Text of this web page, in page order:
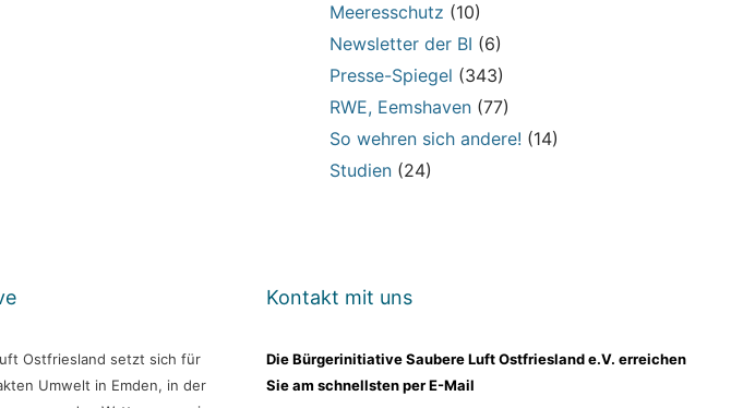
Meeresschutz (10)
Newsletter der BI (6)
Presse-Spiegel (343)
RWE, Eemshaven(77)
So wehren sich andere! (14)
Studien(24)
Ostfriesland setzt sich für
Umwelt in Emden, in der
Kontakt mit uns
Die Bürgerinitiative Saubere Luft Ostfriesland e.V. erreichen
Sie am schnellsten per E-Mail